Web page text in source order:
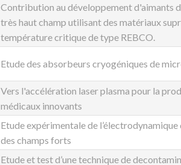
Contribution au développement d'aimants
très haut champ utilisant des matériaux
température critique de type REBCO.
Etude des absorbeurs cryogéniques de
Vers l'accélération laser plasma pour la
médicaux innovants
Etude expérimentale de
des champs forts
Etude et test d’une technique de